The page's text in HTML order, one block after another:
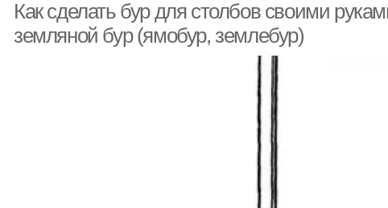
механизмом
Бур для бурения
Бур на минитрактор
Как сделать бур для столбов своими
земляной бур (ямобур, землебур)